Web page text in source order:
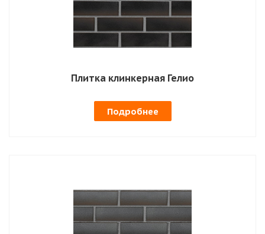
Плитка клинкерная Гелио
Подробнее